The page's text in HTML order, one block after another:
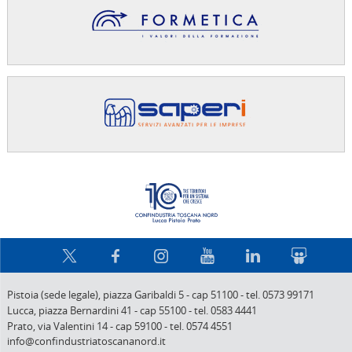
Pistoia (sede legale), piazza Garibaldi 5-cap 51100-tel. 0573 99171
Lucca, piazza Bernardini 41 -cap 55100-tel. 0583 4441
Prato,via Valentini 14-cap 59100-tel. 0574 4551
info@confindustriatoscananord.it